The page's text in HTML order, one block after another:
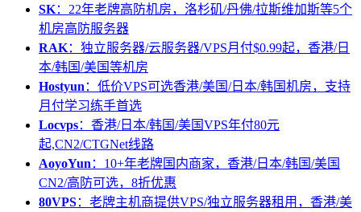
SK：22年老牌高防机房，洛杉矶/丹佛/拉斯维加斯等5个
机房高防服务器
RAK：独立服务器/云服务器/VPS月付$0.99起，香港/日
本/韩国/美国等机房
Hostyun ：低价VPS可选香港/美国/日本/韩国机房，支持
月付学习练手首选
Locvps：香港/日本/韩国/美国VPS年付80元
起,CN2/CTGNet线路
AoyoYun ：10+年老牌国内商家，香港/日本/韩国/美国
CN2/高防可选，8折优惠
80VPS：老牌主机商提供VPS/独立服务器租用，香港/美